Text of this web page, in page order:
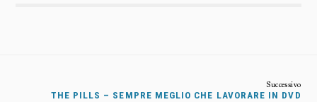
THE PILLS – SEMPRE MEGLIO CHE LAVORARE IN DVD